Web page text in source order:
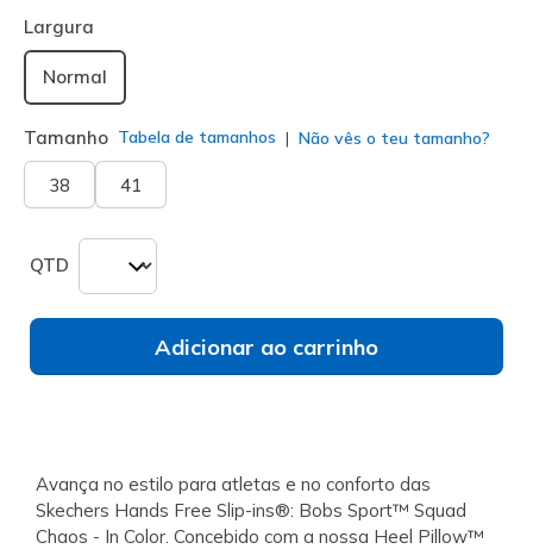
Largura
Normal
Tamanho Tabela de tamanhos Não vês o teu tamanho?
38 41
QTD
Adicionar ao carrinho
Avança no estilo para atletas e no conforto das
Skechers Hands Free Slip-ins®: Bobs Sport™ Squad
Chaos - In Color. Concebido com a nossa Heel Pillow™